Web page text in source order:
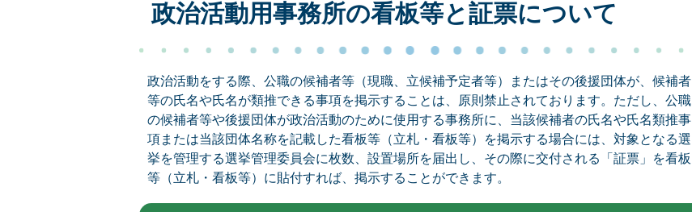
政治活動用事務所の看板等と証票について
政治活動をする際、公職の候補者等（現職、立候補予定者等）またはその後援団体が、候補者
等の氏名や氏名が類推できる事項を掲示することは、原則禁止されております。ただし、公職
の候補者等や後援団体が政治活動のために使用する事務所に、当該候補者の氏名や氏名類推事
項または当該団体名称を記載した看板等（立札・看板等）を掲示する場合には、対象となる選
挙を管理する選挙管理委員会に枚数、設置場所を届出し、その際に交付される「証票」を看板
等（立札・看板等）に貼付すれば、掲示することができます。